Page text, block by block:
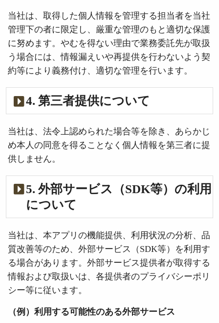
当社は、取得した個人情報を管理する担当者を当社
管理下の者に限定し、厳重な管理のもと適切な保護
に努めます。やむを得ない理由で業務委託先が取扱
う場合には、情報漏えいや再提供を行わないよう契
約等により義務付け、適切な管理を行います。
4. 第三者提供について
当社は、法令上認められた場合等を除き、あらかじ
め本人の同意を得ることなく個人情報を第三者に提
供しません。
5. 外部サービス（SDK等）の利用
について
当社は、本アプリの機能提供、利用状況の分析、品
質改善等のため、外部サービス（SDK等）を利用す
る場合があります。外部サービス提供者が取得する
情報および取扱いは、各提供者のプライバシーポリ
シー等に従います。
（例）利用する可能性のある外部サービス